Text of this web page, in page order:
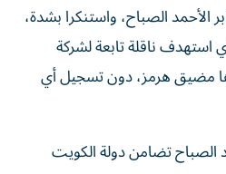
الصباح، واستنكرا بشدة،
استهدف ناقلة تابعة لشركة
مضيق هرمز، دون تسجيل أي
الصباح تضامن دولة الكويت